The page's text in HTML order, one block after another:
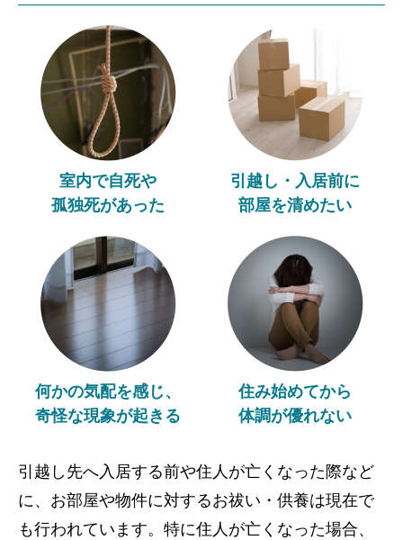
室内で自死や
孤独死があった
引越し・入居前に
部屋を清めたい
何かの気配を感じ、
奇怪な現象が起きる
住み始めてから
体調が優れない
引越し先へ入居する前や住人が亡くなった際など
に、お部屋や物件に対するお祓い・供養は現在で
も行われています。特に住人が亡くなった場合、